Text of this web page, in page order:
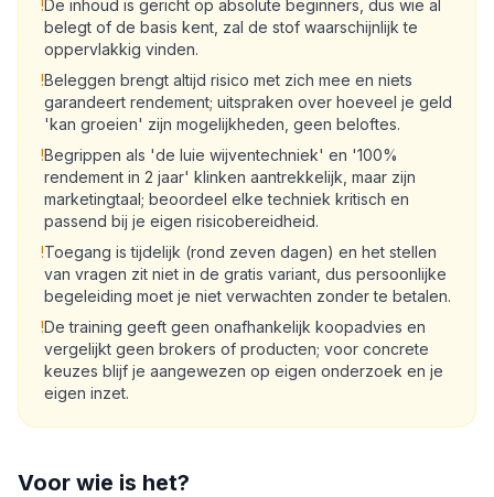
!De inhoud is gericht op absolute beginners, dus wie al
belegt of de basis kent, zal de stof waarschijnlijk te
oppervlakkig vinden.
!Beleggen brengt altijd risico met zich mee en niets
garandeert rendement; uitspraken over hoeveel je geld
'kan groeien' zijn mogelijkheden, geen beloftes.
!Begrippen als 'de luie wijventechniek' en '100%
rendement in 2 jaar' klinken aantrekkelijk, maar zijn
marketingtaal; beoordeel elke techniek kritisch en
passend bij je eigen risicobereidheid.
!Toegang is tijdelijk (rond zeven dagen) en het stellen
van vragen zit niet in de gratis variant, dus persoonlijke
begeleiding moet je niet verwachten zonder te betalen.
!De training geeft geen onafhankelijk koopadvies en
vergelijkt geen brokers of producten; voor concrete
keuzes blijf je aangewezen op eigen onderzoek en je
eigen inzet.
Voor wie is het?